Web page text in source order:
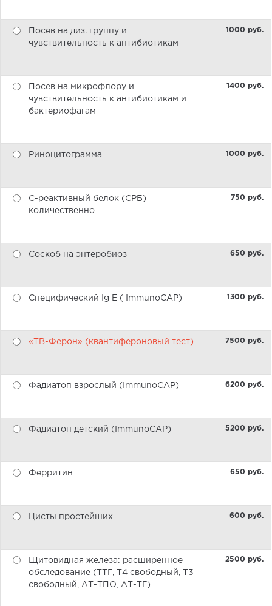
Посев на диз. группу и
чувствительность к антибиотикам
1000 pуб.
Посев на микрофлору и
чувствительность к антибиотикам и
бактериофагам
1400 pуб.
Риноцитограмма 1000 pуб.
С-реактивный белок (СРБ)
количественно
750 pуб.
Соскоб на энтеробиоз 650 pуб.
Специфический Ig E ( ImmunoCAP) 1300 pуб.
«ТВ-Ферон» (квантифероновый тест) 7500 pуб.
Фадиатоп взрослый (ImmunoCAP) 6200 pуб.
Фадиатоп детский (ImmunoCAP) 5200 pуб.
Ферритин 650 pуб.
Цисты простейших 600 pуб.
Щитовидная железа: расширенное
обследование (ТТГ, Т4 свободный, Т3
свободный, АТ-ТПО, АТ-ТГ)
2500 pуб.